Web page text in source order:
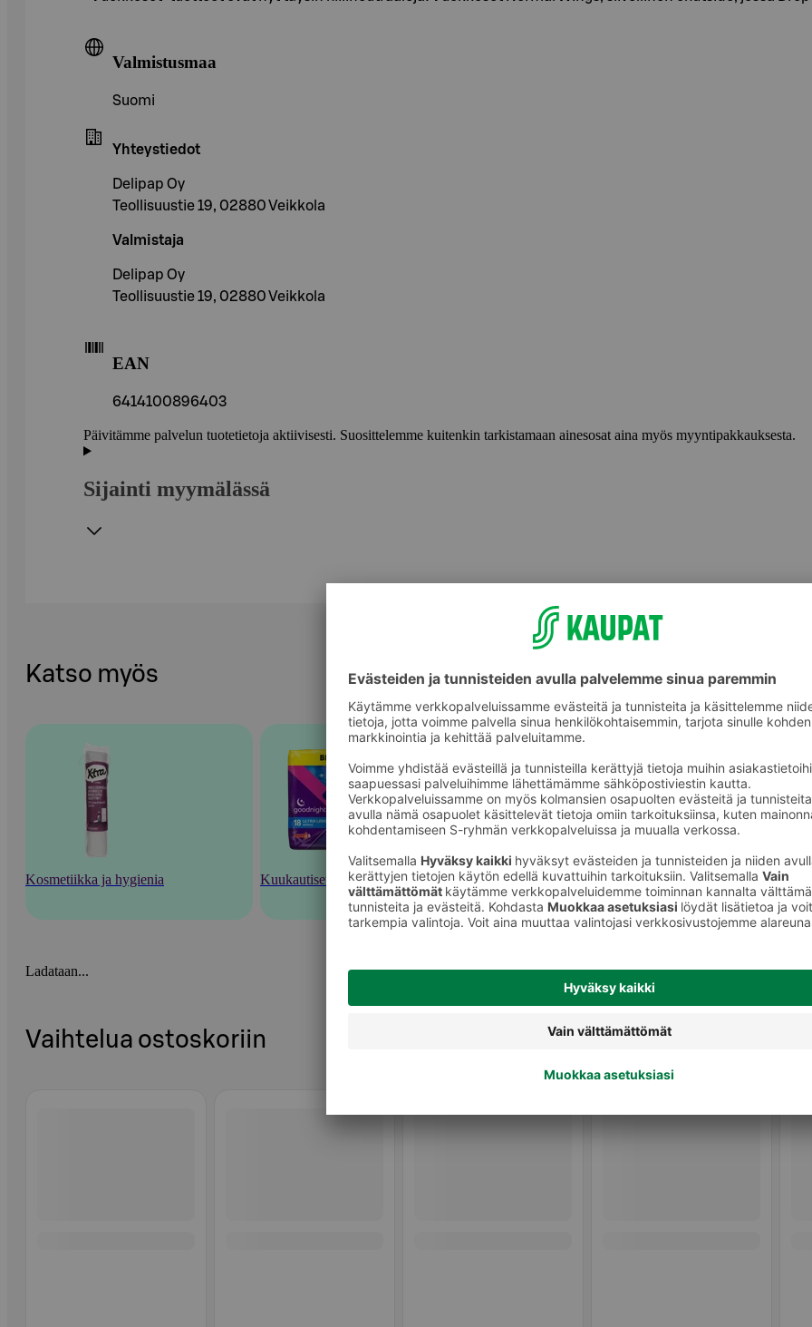
Valmistusmaa
Suomi
Yhteystiedot
Delipap Oy
Teollisuustie 19, 02880 Veikkola
Valmistaja
Delipap Oy
Teollisuustie 19, 02880 Veikkola
EAN
6414100896403
Päivitämme palvelun tuotetietoja aktiivisesti. Suosittelemme kuitenkin tarkistamaan ainesosat aina myös myyntipakkauksesta.
Sijainti myymälässä
Katso myös
Kosmetiikka ja hygienia Kuukautiset ja intiimihygienia Siteet
Ladataan...
Vaihtelua ostoskoriin